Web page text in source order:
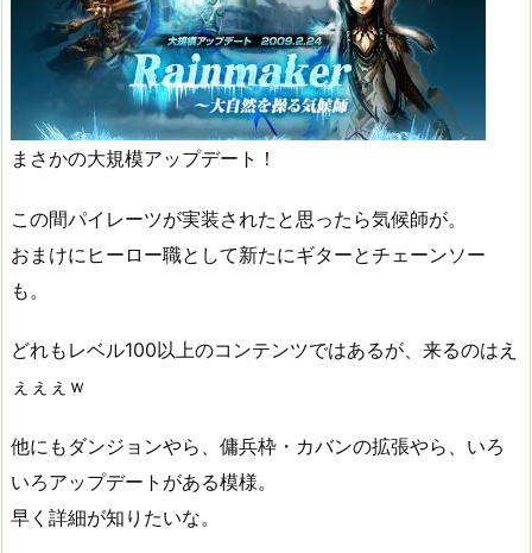
まさかの大規模アップデート！
この間パイレーツが実装されたと思ったら気候師が。
おまけにヒーロー職として新たにギターとチェーンソー
も。
どれもレベル100以上のコンテンツではあるが、来るのはえ
ぇぇぇｗ
他にもダンジョンやら、傭兵枠・カバンの拡張やら、いろ
いろアップデートがある模様。
早く詳細が知りたいな。